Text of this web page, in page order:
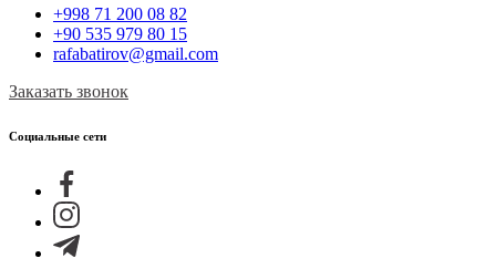
+998 71 200 08 82
+90 535 979 80 15
rafabatirov@gmail.com
Заказать звонок
Социальные сети